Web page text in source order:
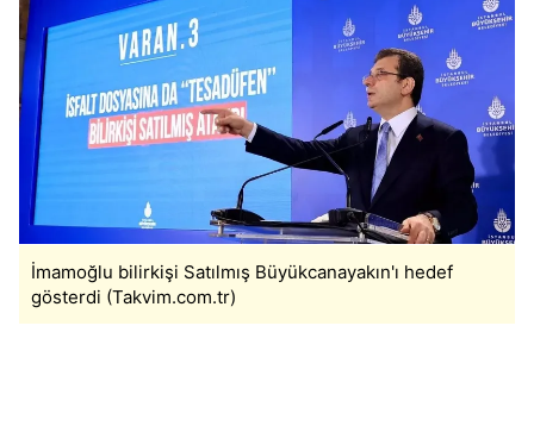
İmamoğlu bilirkişi Satılmış Büyükcanayakın'ı hedef
gösterdi (Takvim.com.tr)